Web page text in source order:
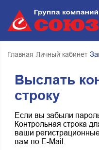
Главная Личный кабинет
Выслать
строку
Если вы забыли
Контрольная строка
ваши
вам по E-Mail.